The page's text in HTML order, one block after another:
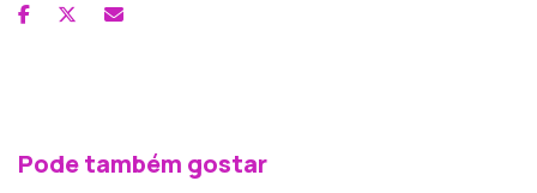
Pode também gostar